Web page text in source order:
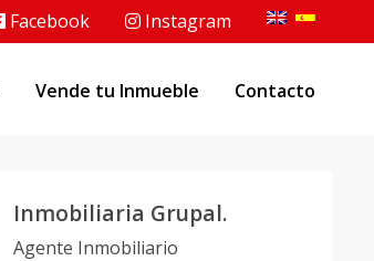
Facebook Instagram
Vende tu Inmueble Contacto
Inmobiliaria Grupal.
Agente Inmobiliario